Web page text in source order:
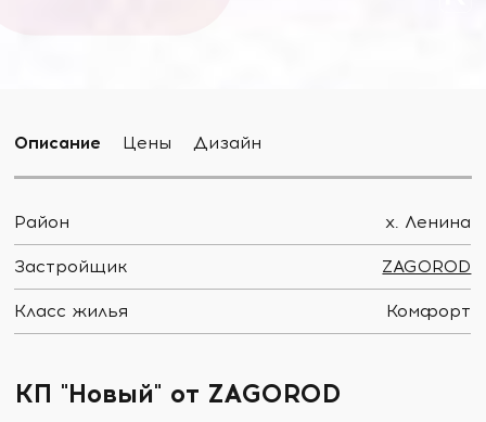
Описание Цены Дизайн
Район х. Ленина
Застройщик ZAGOROD
Класс жилья Комфорт
КП "Новый" от ZAGOROD